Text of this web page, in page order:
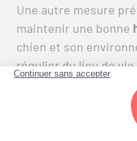
Une autre mesure
maintenir une bonne
chien et son
régulier du lieu de vie
réduire les risques
pour ses